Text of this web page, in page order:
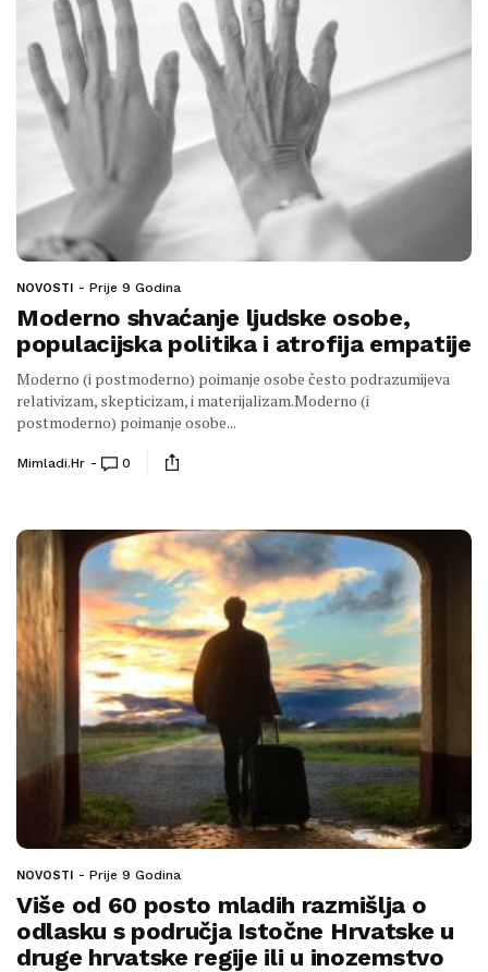
NOVOSTI Prije 9 Godina
Moderno shvaćanje ljudske osobe,
populacijska politika i atrofija empatije
Moderno (i postmoderno) poimanje osobe često podrazumijeva
relativizam, skepticizam, i materijalizam.Moderno (i
postmoderno) poimanje osobe...
Mimladi.hr 0
NOVOSTI Prije 9 Godina
Više od 60 posto mladih razmišlja o
odlasku s područja Istočne Hrvatske u
druge hrvatske regije ili u inozemstvo